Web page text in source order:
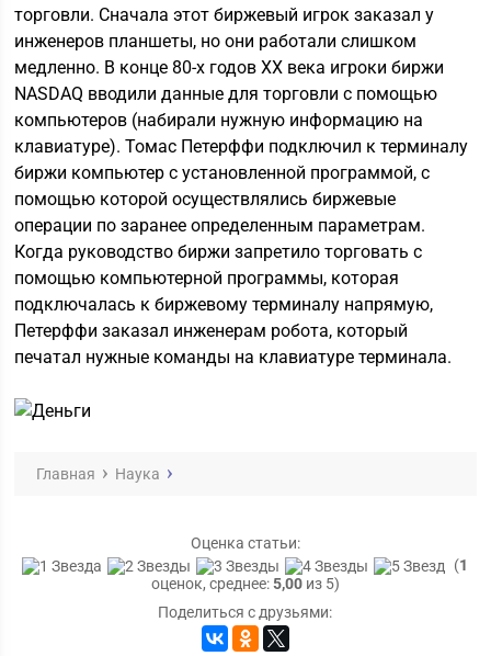
торговли. Сначала этот биржевый игрок заказал у
инженеров планшеты, но они работали слишком
медленно. В конце 80-х годов ХХ века игроки биржи
NASDAQ вводили данные для торговли с помощью
компьютеров (набирали нужную информацию на
клавиатуре). Томас Петерффи подключил к терминалу
биржи компьютер с установленной программой, с
помощью которой осуществлялись биржевые
операции по заранее определенным параметрам.
Когда руководство биржи запретило торговать с
помощью компьютерной программы, которая
подключалась к биржевому терминалу напрямую,
Петерффи заказал инженерам робота, который
печатал нужные команды на клавиатуре терминала.
Главная Наука
Оценка статьи:
(1
оценок, среднее:5,00из 5)
Поделиться с друзьями: